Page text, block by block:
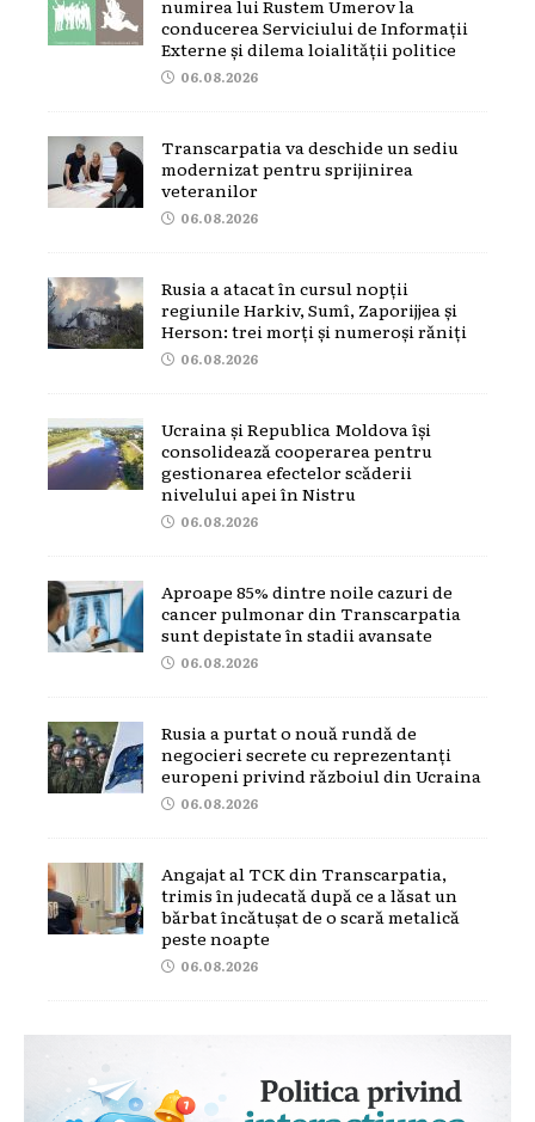
numirea lui Rustem Umerov la
conducerea Serviciului de Informații
Externe și dilema loialității politice
06.08.2026
Transcarpatia va deschide un sediu
modernizat pentru sprijinirea
veteranilor
06.08.2026
Rusia a atacat în cursul nopții
regiunile Harkiv, Sumî, Zaporijjea și
Herson: trei morți și numeroși răniți
06.08.2026
Ucraina și Republica Moldova își
consolidează cooperarea pentru
gestionarea efectelor scăderii
nivelului apei în Nistru
06.08.2026
Aproape 85% dintre noile cazuri de
cancer pulmonar din Transcarpatia
sunt depistate în stadii avansate
06.08.2026
Rusia a purtat o nouă rundă de
negocieri secrete cu reprezentanți
europeni privind războiul din Ucraina
06.08.2026
Angajat al TCK din Transcarpatia,
trimis în judecată după ce a lăsat un
bărbat încătușat de o scară metalică
peste noapte
06.08.2026